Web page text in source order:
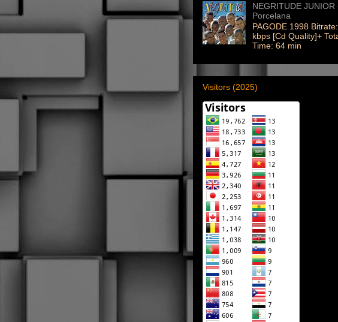
NEGRITUDE JUNIOR
Porcelana
PAGODE 1998
kbps [Cd Quality]+
Time: 64 min
Visitors (2025)